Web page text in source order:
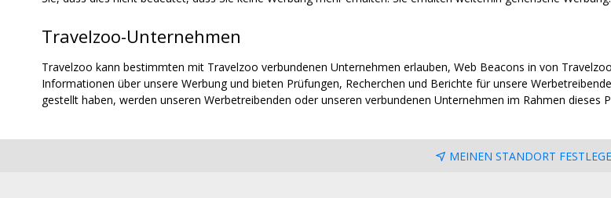
Travelzoo-Unternehmen
Travelzoo kann bestimmten mit Travelzoo verbundenen Unternehmen erlauben, Web Beacons in von
Informationen über unsere Werbung und bieten Prüfungen, Recherchen und Berichte für unsere
gestellt haben, werden unseren Werbetreibenden oder unseren verbundenen Unternehmen im Rahmen dieses
MEINEN STANDORT